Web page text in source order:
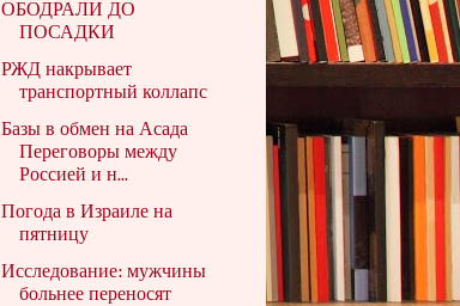
ОБОДРАЛИ ДО
ПОСАДКИ
РЖД накрывает
транспортный коллапс
Базы в обмен на Асада
Переговоры между
Россией и н...
Погода в Израиле на
пятницу
Исследование: мужчины
больнее переносят